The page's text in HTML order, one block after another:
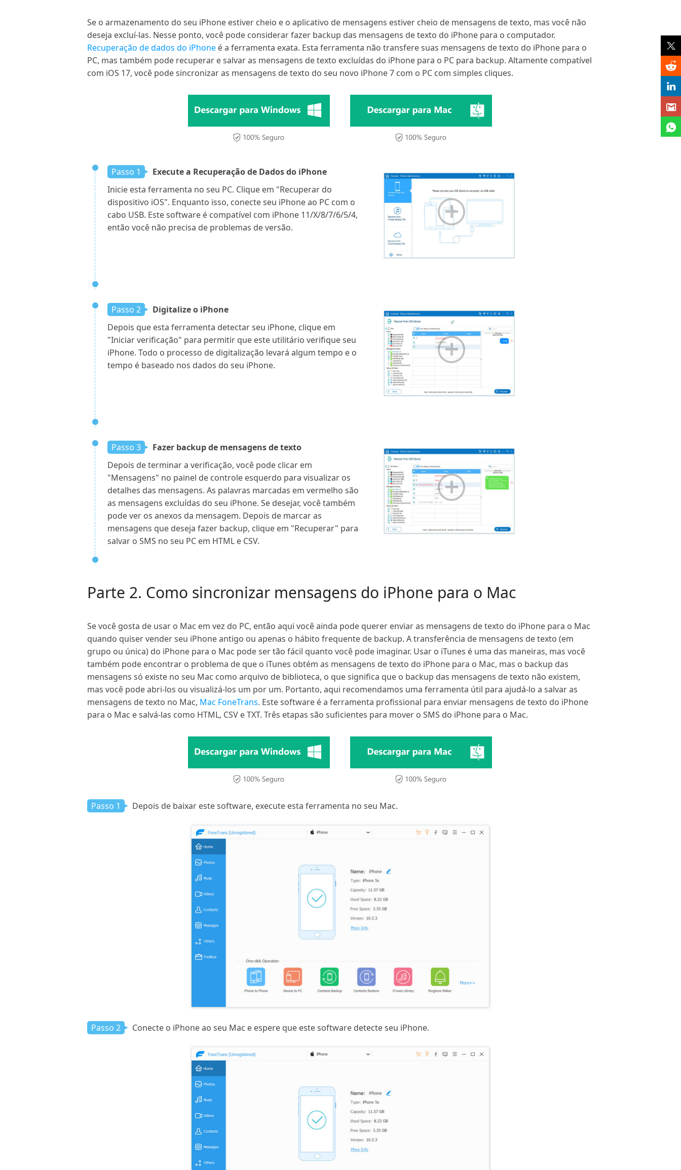
Se o armazenamento do seu iPhone estiver cheio e o aplicativo de mensagens estiver cheio de mensagens de texto, mas você não
deseja excluí-las. Nesse ponto, você pode considerar fazer backup das mensagens de texto do iPhone para o computador.
Recuperação de dados do iPhone é a ferramenta exata. Esta ferramenta não transfere suas mensagens de texto do iPhone para o
PC, mas também pode recuperar e salvar as mensagens de texto excluídas do iPhone para o PC para backup. Altamente compatível
com iOS 17, você pode sincronizar as mensagens de texto do seu novo iPhone 7 com o PC com simples cliques.
Passo 1
Execute a Recuperação de Dados do iPhone
Inicie esta ferramenta no seu PC. Clique em "Recuperar do
dispositivo iOS". Enquanto isso, conecte seu iPhone ao PC com o
cabo USB. Este software é compatível com iPhone 11/X/8/7/6/5/4,
então você não precisa de problemas de versão.
Passo 2
Digitalize o iPhone
Depois que esta ferramenta detectar seu iPhone, clique em
"Iniciar verificação" para permitir que este utilitário verifique seu
iPhone. Todo o processo de digitalização levará algum tempo e o
tempo é baseado nos dados do seu iPhone.
Passo 3
Fazer backup de mensagens de texto
Depois de terminar a verificação, você pode clicar em
"Mensagens" no painel de controle esquerdo para visualizar os
detalhes das mensagens. As palavras marcadas em vermelho são
as mensagens excluídas do seu iPhone. Se desejar, você também
pode ver os anexos da mensagem. Depois de marcar as
mensagens que deseja fazer backup, clique em "Recuperar" para
salvar o SMS no seu PC em HTML e CSV.
Parte 2. Como sincronizar mensagens do iPhone para o Mac
Se você gosta de usar o Mac em vez do PC, então aqui você ainda pode querer enviar as mensagens de texto do iPhone para o Mac
quando quiser vender seu iPhone antigo ou apenas o hábito frequente de backup. A transferência de mensagens de texto (em
grupo ou única) do iPhone para o Mac pode ser tão fácil quanto você pode imaginar. Usar o iTunes é uma das maneiras, mas você
também pode encontrar o problema de que o iTunes obtém as mensagens de texto do iPhone para o Mac, mas o backup das
mensagens só existe no seu Mac como arquivo de biblioteca, o que significa que o backup das mensagens de texto não existem,
mas você pode abri-los ou visualizá-los um por um. Portanto, aqui recomendamos uma ferramenta útil para ajudá-lo a salvar as
mensagens de texto no Mac, Mac FoneTrans. Este software é a ferramenta profissional para enviar mensagens de texto do iPhone
para o Mac e salvá-las como HTML, CSV e TXT. Três etapas são suficientes para mover o SMS do iPhone para o Mac.
Passo 1 Depois de baixar este software, execute esta ferramenta no seu Mac.
Passo 2 Conecte o iPhone ao seu Mac e espere que este software detecte seu iPhone.